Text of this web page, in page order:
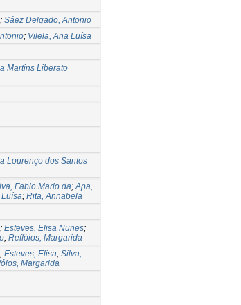
; Sáez Delgado, Antonio
; Vilela, Ana Luísa
Martins Liberato
Lourenço dos Santos
Fabio Mario da;Apa,
Luísa; Rita, Annabela
; Esteves, Elisa Nunes;
; Reffóios, Margarida
; Esteves, Elisa; Silva,
Margarida